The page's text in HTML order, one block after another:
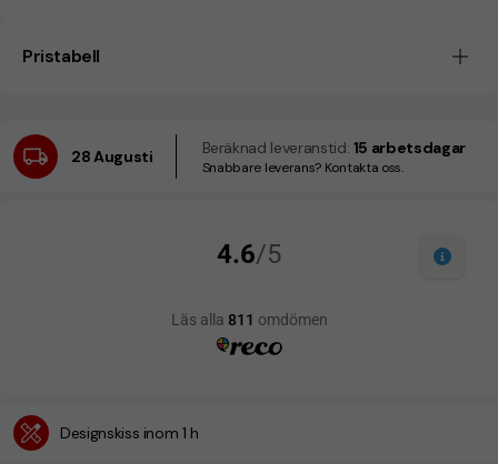
Pristabell
28 Augusti Beräknad leveranstid: 15 arbetsdagar
Snabbare leverans? Kontakta oss.
Designskiss inom 1 h